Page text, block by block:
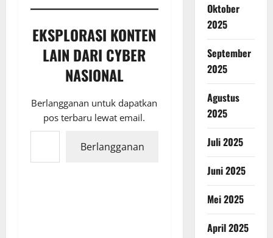
EKSPLORASI KONTEN
LAIN DARI CYBER
NASIONAL
Berlangganan untuk dapatkan
pos terbaru lewat email.
Ketikkan email Anda...
Berlangganan
Oktober
2025
September
2025
Agustus
2025
Juli 2025
Juni 2025
Mei 2025
April 2025